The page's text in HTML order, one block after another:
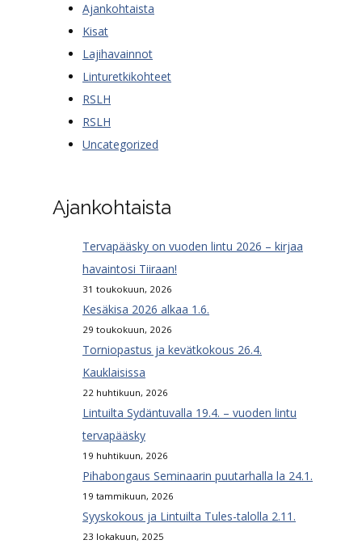
Ajankohtaista
Kisat
Lajihavainnot
Linturetkikohteet
RSLH
RSLH
Uncategorized
Ajankohtaista
Tervapääsky on vuoden lintu 2026 – kirjaa
havaintosi Tiiraan!
31 toukokuun, 2026
Kesäkisa 2026 alkaa 1.6.
29 toukokuun, 2026
Torniopastus ja kevätkokous 26.4.
Kauklaisissa
22 huhtikuun, 2026
Lintuilta Sydäntuvalla 19.4. – vuoden lintu
tervapääsky
19 huhtikuun, 2026
Pihabongaus Seminaarin puutarhalla la 24.1.
19 tammikuun, 2026
Syyskokous ja Lintuilta Tules-talolla 2.11.
23 lokakuun, 2025